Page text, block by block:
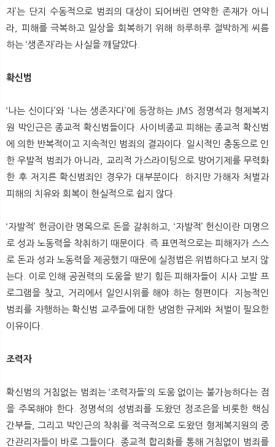
자’는 단지 수동적으로 범죄의 대상이 되어버린 연약한 존재가 아니
라, 피해를 극복하고 일상을 회복하기 위해 하루하루 절박하게 씨름
하는 ‘생존자’라는 사실을 깨달았다.
확신범
‘나는 신이다’와 ‘나는 생존자다’에 등장하는 JMS 정명석과 형제복지
원 박인근은 종교적 확신범들이다. 사이비종교 피해는 종교적 확신범
에 의한 반복적이고 지속적인 범죄의 결과이다. 일시적인 충동으로 인
한 우발적 범죄가 아니라, 교리적 가스라이팅으로 방어기제를 무력화
한 후 저지른 확신범죄인 경우가 대부분이다. 하지만 가해자 처벌과
피해의 치유와 회복이 현실적으로 쉽지 않다.
‘자발적’ 헌금이란 명목으로 돈을 갈취하고, ‘자발적’ 헌신이란 미명으
로 성과 노동력을 착취하기 때문이다. 즉 표면적으로는 피해자가 스스
로 돈과 성과 노동력을 제공했기 때문에 실정법은 위법하다고 보지 않
는다. 이로 인해 공권력의 도움을 받기 힘든 피해자들이 시사 고발 프
로그램을 찾고, 거리에서 일인시위를 해야 하는 형편이다. 지능적인
범죄를 자행하는 확신범 교주들에 대한 냉엄한 규제와 처벌이 필요한
이유이다.
조력자
확신범의 거침없는 범죄는 ‘조력자들’의 도움 없이는 불가능하다는 점
을 주목해야 한다. 정명석의 성범죄를 도왔던 정조은을 비롯한 핵심
간부들, 그리고 박인근의 착취를 적극적으로 도왔던 형제복지원의 중
간관리자들이 바로 그들이다. 종교적 합리화를 통해 거침없이 범죄를